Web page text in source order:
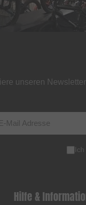
unseren
Hilfe &